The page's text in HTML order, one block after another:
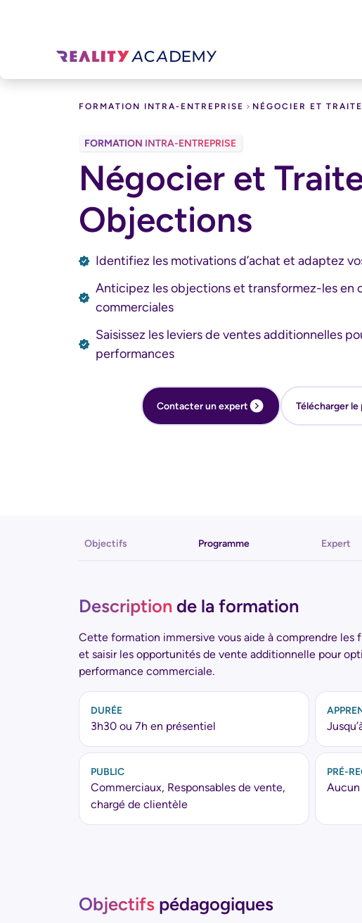
FORMATION INTRA-ENTREPRISE NÉGOCIER ET
FORMATION INTRA-ENTREPRISE
Négocier et
Objections
Identifiez les motivations d’achat et adaptez
Anticipez les objections et transformez-les en
commerciales
Saisissez les leviers de ventes additionnelles
performances
Contacter un expert Télécharger le
Objectifs Programme Expert
Description de la formation
Cette formation immersive vous aide à comprendre les
et saisir les opportunités de vente additionnelle pour
performance commerciale.
DURÉE
3h30 ou 7h en présentiel
PUBLIC
Commerciaux, Responsables de vente,
chargé de clientèle
PRÉ-
Aucun
Objectifs pédagogiques